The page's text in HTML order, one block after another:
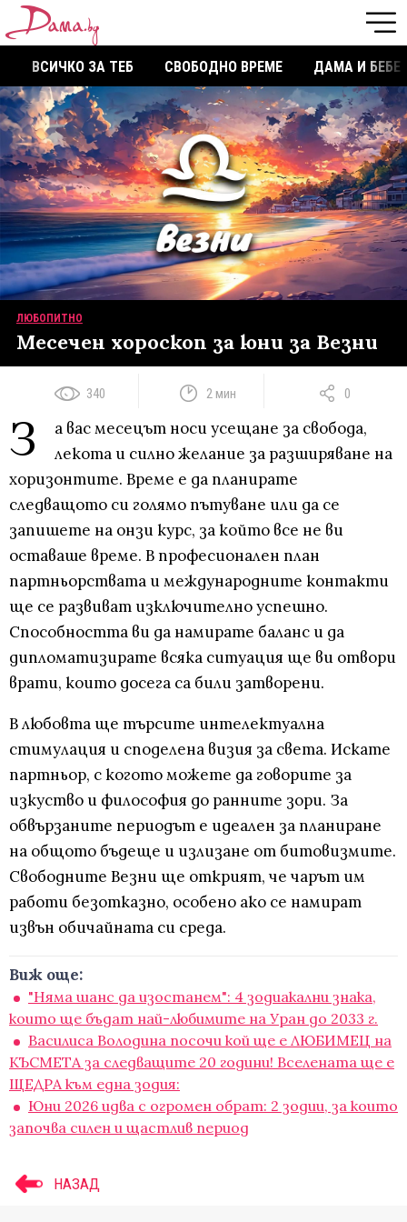
ВСИЧКО ЗА ТЕБ СВОБОДНО ВРЕМЕ ДАМА И БЕБЕ
ЛЮБОПИТНО
Месечен хороскоп за юни за Везни
340 2 мин 0
З
а вас месецът носи усещане за свобода,
лекота и силно желание за разширяване на
хоризонтите. Време е да планирате
следващото си голямо пътуване или да се
запишете на онзи курс, за който все не ви
оставаше време. В професионален план
партньорствата и международните контакти
ще се развиват изключително успешно.
Способността ви да намирате баланс и да
дипломатизирате всяка ситуация ще ви отвори
врати, които досега са били затворени.
В любовта ще търсите интелектуална
стимулация и споделена визия за света. Искате
партньор, с когото можете да говорите за
изкуство и философия до ранните зори. За
обвързаните периодът е идеален за планиране
на общото бъдеще и излизане от битовизмите.
Свободните Везни ще открият, че чарът им
работи безотказно, особено ако се намират
извън обичайната си среда.
Виж още:
"Няма шанс да изостанем": 4 зодиакални знака,
които ще бъдат най-любимите на Уран до 2033 г.
Василиса Володина посочи кой ще e ЛЮБИМЕЦ на
КЪСМЕТА за следващите 20 години! Вселената ще е
ЩЕДРА към една зодия:
Юни 2026 идва с огромен обрат: 2 зодии, за които
започва силен и щастлив период
НАЗАД